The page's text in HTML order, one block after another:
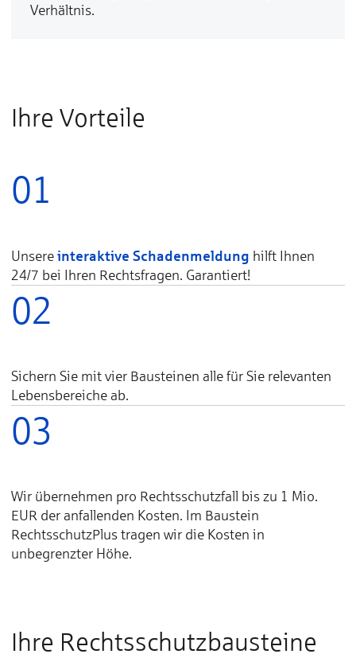
Verhältnis.
Ihre Vorteile
01
Unsereinteraktive Schadenmeldung hilft Ihnen
24/7 bei Ihren Rechtsfragen. Garantiert!
02
Sichern Sie mit vier Bau­stei­nen al­le für Sie re­le­van­ten
Le­bens­be­rei­che ab.
03
Wir über­neh­men pro Rechts­schutz­fall bis zu 1 Mio.
EUR der an­fal­len­den Kos­ten. Im Baustein
RechtsschutzPlus tragen wir die Kosten in
unbegrenzter Höhe.
Ihre Rechtsschutzbausteine